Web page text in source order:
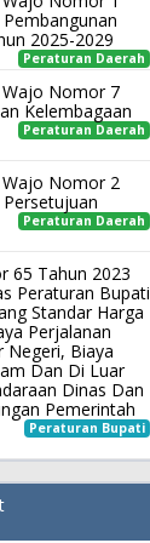
2025-2029
Peraturan Daerah
Nomor 7
Kelembagaan
Peraturan Daerah
Nomor 2
Peraturan Daerah
65 Tahun 2023
Peraturan Bupati
Standar Harga
Perjalanan
Negeri, Biaya
Dan Di Luar
Dinas Dan
Pemerintah
Peraturan Bupati